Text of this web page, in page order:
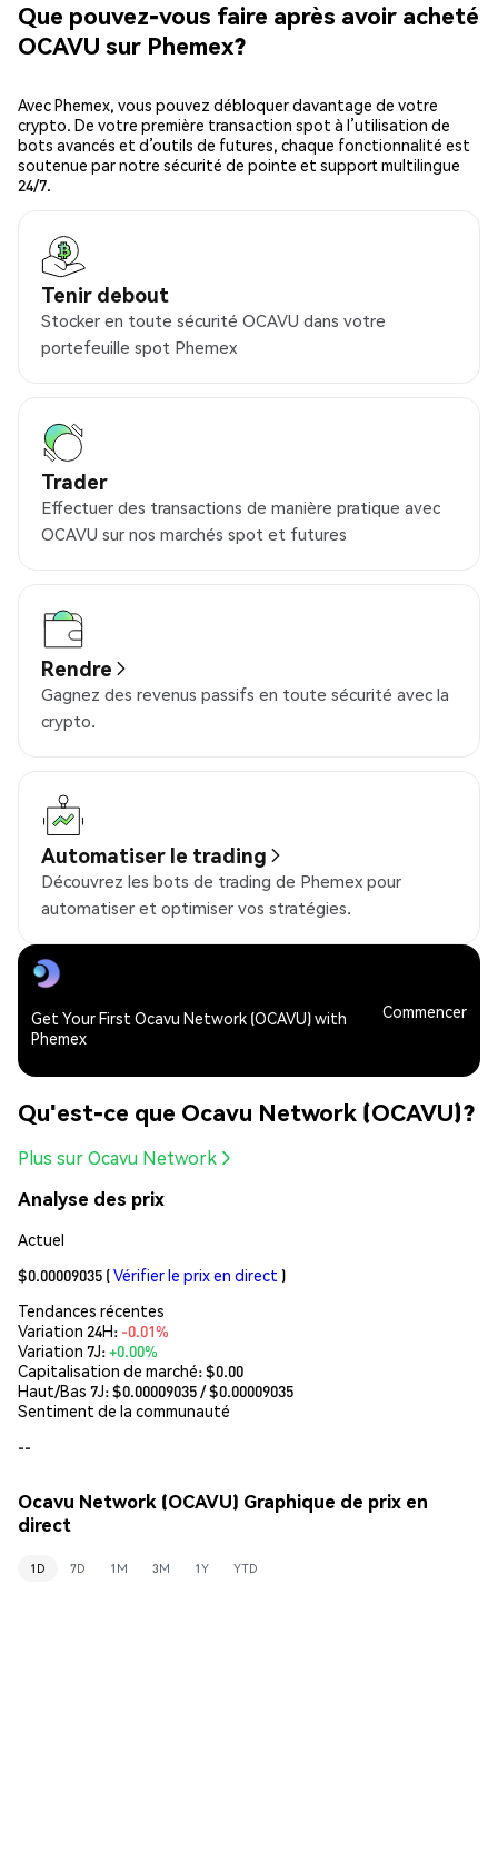
Que pouvez-vous faire après avoir acheté
OCAVU sur Phemex?
Avec Phemex, vous pouvez débloquer davantage de votre
crypto. De votre première transaction spot à l’utilisation de
bots avancés et d’outils de futures, chaque fonctionnalité est
soutenue par notre sécurité de pointe et support multilingue
24/7.
Tenir debout
Stocker en toute sécurité OCAVU dans votre
portefeuille spot Phemex
Trader
Effectuer des transactions de manière pratique avec
OCAVU sur nos marchés spot et futures
Rendre
Gagnez des revenus passifs en toute sécurité avec la
crypto.
Automatiser le trading
Découvrez les bots de trading de Phemex pour
automatiser et optimiser vos stratégies.
Get Your First Ocavu Network (OCAVU) with
Phemex
Commencer
Qu'est-ce que Ocavu Network (OCAVU)?
Plus sur Ocavu Network
Analyse des prix
Actuel
$0.00009035 (Vérifier le prix en direct )
Tendances récentes
Variation 24H: -0.01%
Variation 7J:+0.00%
Capitalisation de marché:$0.00
Haut/Bas 7J: $0.00009035/ $0.00009035
Sentiment de la communauté
--
Ocavu Network (OCAVU) Graphique de prix en
direct
1D 7D 1M 3M 1Y YTD